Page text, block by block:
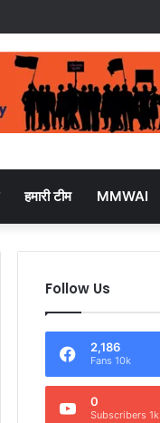
हमारी टीम MMWAI
Follow Us
2,186
Fans 10k
0
Subscribers 1k